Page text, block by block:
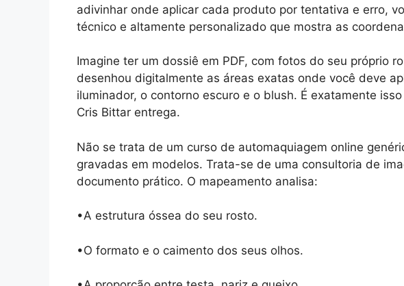
adivinhar onde aplicar cada produto por tentativa e erro,
técnico e altamente personalizado que mostra as
Imagine ter um dossiê em PDF, com fotos do seu próprio
desenhou digitalmente as áreas exatas onde você deve
iluminador, o contorno escuro e o blush. É exatamente
Cris Bittar entrega.
Não se trata de um curso de automaquiagem online
gravadas em modelos. Trata-se de uma consultoria de
documento prático. O mapeamento analisa:
•A estrutura óssea do seu rosto.
•O formato e o caimento dos seus olhos.